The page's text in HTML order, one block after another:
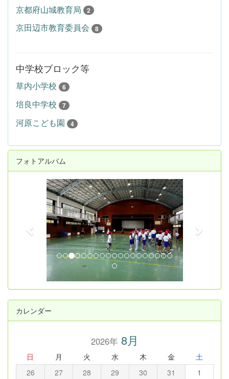
京都府山城教育局 2
京田辺市教育委員会 8
中学校ブロック等
草内小学校 6
培良中学校 7
河原こども園 4
フォトアルバム
v
s
t
カレンダー
2026年8月
日 月 火 水 木 金 土
26 27 28 29 30 31 1